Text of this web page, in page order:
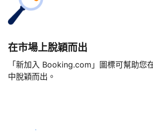
在市場上脫穎而出
「新加入 Booking.com」圖標可幫助您
中脫穎而出。
立即開始吧